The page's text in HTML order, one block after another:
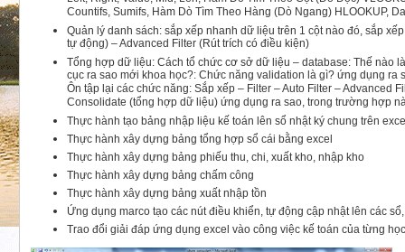
Countifs, Sumifs, Hàm Dò Tìm Theo Hàng (Dò Ngang) HLOOKUP,
Quản lý danh sách: sắp xếp nhanh dữ liệu trên 1 cột nào đó, sắp
tự động) – Advanced Filter (Rút trích có điều kiện)
Tổng hợp dữ liệu: Cách tổ chức cơ sở dữ liệu – database: Thế nào
cục ra sao mới khoa học?: Chức năng validation là gì? ứng dụng ra
Ôn tập lại các chức năng: Sắp xếp – Filter – Auto Filter – Advanced
Consolidate (tổng hợp dữ liệu) ứng dụng ra sao, trong trường hợp
Thực hành tạo bảng nhập liệu kế toán lên sổ nhật ký chung trên
Thực hành xây dựng bảng tổng hợp sổ cái bằng excel
Thực hành xây dựng bảng phiếu thu, chi, xuất kho, nhập kho
Thực hành xây dựng bảng chấm công
Thực hành xây dựng bảng xuất nhập tồn
Ứng dụng marco tạo các nút điều khiển, tự động cập nhật lên các
Trao đổi giải đáp ứng dụng excel vào công việc kế toán của từng